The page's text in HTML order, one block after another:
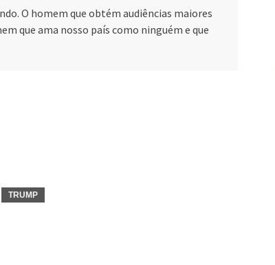
O homem que obtém audiências maiores
que ama nosso país como ninguém e que
TRUMP